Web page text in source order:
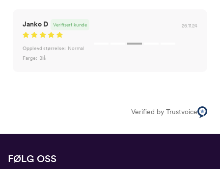
Janko D 26.11.24
Verifisert kunde
Opplevd størrelse: Normal
Farge: Blå
Verified by Trustvoice
FØLG OSS